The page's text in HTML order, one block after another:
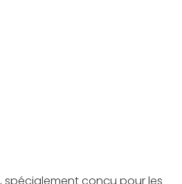
spécialement conçu pour les